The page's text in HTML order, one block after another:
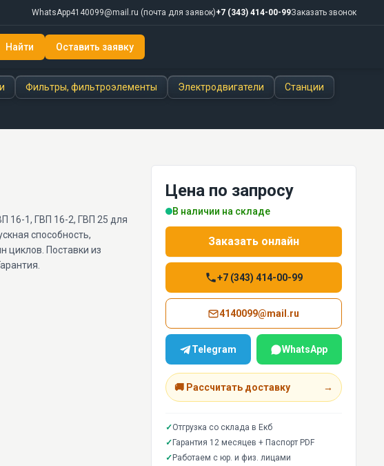
WhatsApp4140099@mail.ru (почта для заявок)+7 (343) 414-00-99Заказать звонок
Найти Оставить заявку
Фильтры, фильтроэлементы Электродвигатели Станции
документы
16-1, ГВП 16-2, ГВП 25 для
способность,
циклов. Поставки из
Цена по запросу
В наличии на складе
Заказать онлайн
+7 (343) 414-00-99
4140099@mail.ru
Telegram WhatsApp
🚚 Рассчитать доставку →
✓Отгрузка со склада в Екб
✓ Гарантия 12 месяцев + Паспорт PDF
✓ Работаем с юр. и физ. лицами